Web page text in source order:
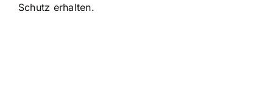
Schutz erhalten.